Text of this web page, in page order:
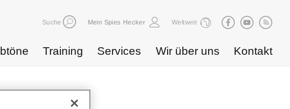
Suche Mein Spies Hecker Weltweit
Training Services Wir über uns Kontakt